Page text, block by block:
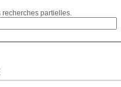
recherches partielles.